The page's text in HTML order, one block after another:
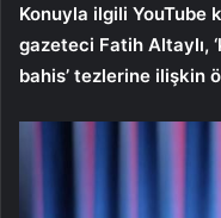
Konuyla ilgili YouTube
gazeteci Fatih Altaylı,
bahis’ tezlerine ilişkin